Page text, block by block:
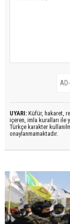
UYARI: Küfür, hakaret,
içeren, imla kuralları ile
Türkçe karakter
onaylanmamaktadır.